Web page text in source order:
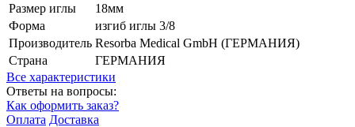
Размер иглы
18мм
Форма
изгиб иглы 3/8
Производитель Resorba Medical GmbH (ГЕРМАНИЯ)
Страна
ГЕРМАНИЯ
Все характеристики
Ответы на вопросы:
Как оформить заказ?
Оплата Доставка